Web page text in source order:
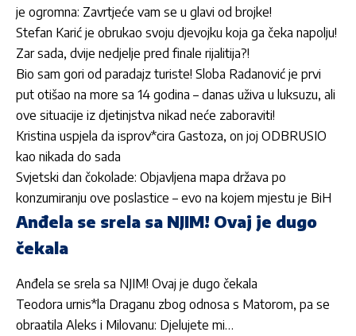
je ogromna: Zavrtjeće vam se u glavi od brojke!
Stefan Karić je obrukao svoju djevojku koja ga čeka napolju!
Zar sada, dvije nedjelje pred finale rijalitija?!
Bio sam gori od paradajz turiste! Sloba Radanović je prvi
put otišao na more sa 14 godina – danas uživa u luksuzu, ali
ove situacije iz djetinjstva nikad neće zaboraviti!
Kristina uspjela da isprov*cira Gastoza, on joj ODBRUSIO
kao nikada do sada
Svjetski dan čokolade: Objavljena mapa država po
konzumiranju ove poslastice – evo na kojem mjestu je BiH
Anđela se srela sa NJIM! Ovaj je dugo
čekala
Anđela se srela sa NJIM! Ovaj je dugo čekala
Teodora urnis*la Draganu zbog odnosa s Matorom, pa se
obraatila Aleks i Milovanu: Djelujete mi…